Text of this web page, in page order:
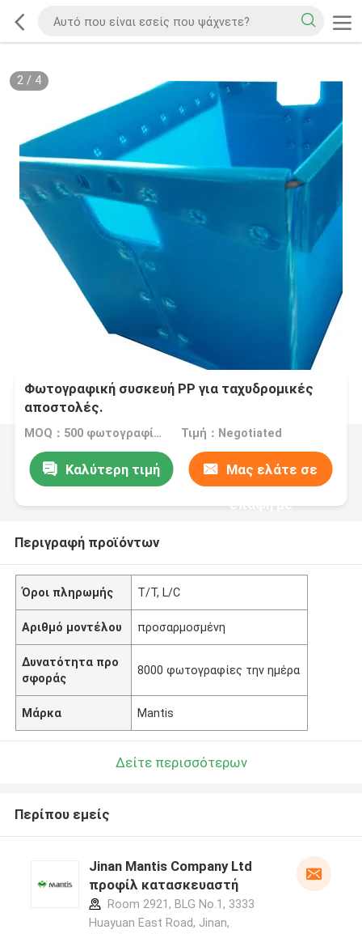
2/ 4
Φωτογραφική συσκευή PP για ταχυδρομικές
αποστολές.
MOQ：500 φωτογραφίες Τιμή：Negotiated
Καλύτερη τιμή Μας ελάτε σε
επαφή με
Περιγραφή προϊόντων
Όροι πληρωμής T/T, L/C
Αριθμό μοντέλου προσαρμοσμένη
Δυνατότητα προ
σφοράς
8000 φωτογραφίες την ημέρα
Μάρκα Mantis
Δείτε περισσότερων
Περίπου εμείς
Jinan Mantis Company Ltd
προφίλ κατασκευαστή
Room 2921, BLG No.1, 3333
Huayuan East Road, Jinan,